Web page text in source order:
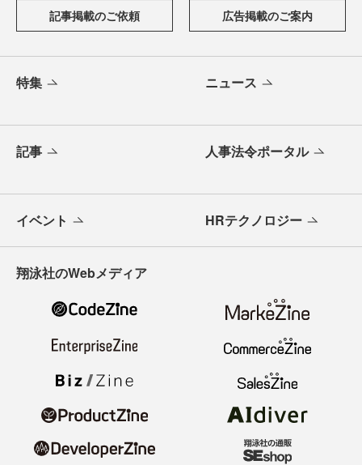
記事掲載のご依頼 広告掲載のご案内
特集 ニュース
記事 人事法令ポータル
イベント HRテクノロジー
翔泳社のWebメディア